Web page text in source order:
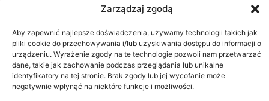
Zarządzaj zgodą
Aby zapewnić najlepsze doświadczenia, używamy technologii takich jak
pliki cookie do przechowywania i/lub uzyskiwania dostępu do informacji o
urządzeniu. Wyrażenie zgody na te technologie pozwoli nam przetwarzać
dane, takie jak zachowanie podczas przeglądania lub unikalne
identyfikatory na tej stronie. Brak zgody lub jej wycofanie może
negatywnie wpłynąć na niektóre funkcje i możliwości.